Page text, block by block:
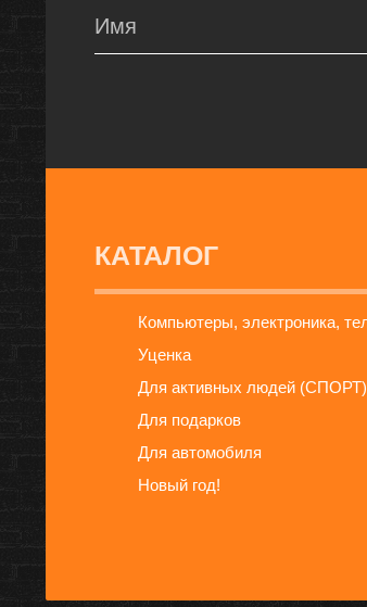
КАТАЛОГ
Уценка
Для активных людей (СПОРТ)
Для подарков
Для автомобиля
Новый год!